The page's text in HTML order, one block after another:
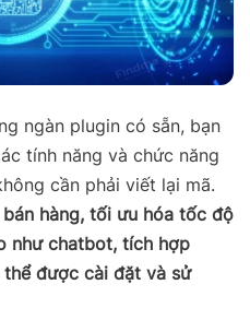
ngàn plugin có sẵn, bạn
tính năng và chức năng
cần phải viết lại mã.
hàng, tối ưu hóa tốc độ
như chatbot, tích hợp
được cài đặt và sử